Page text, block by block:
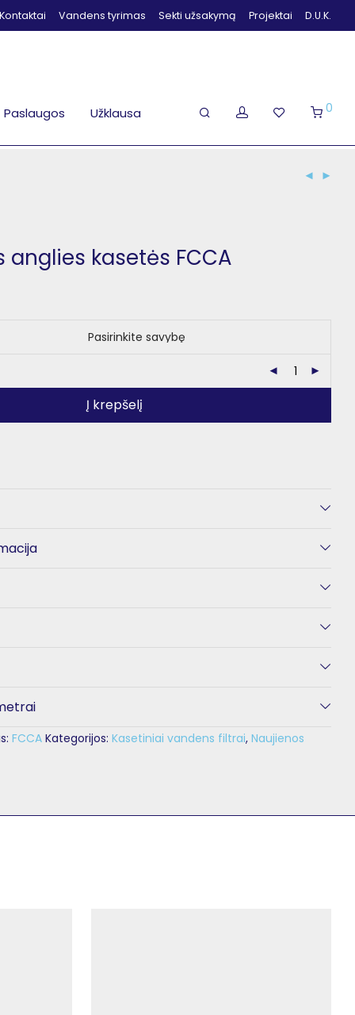
Kontaktai Vandens tyrimas Sekti užsakymą Projektai D.U.K.
Paslaugos Užklausa 0
anglies kasetės FCCA
Į krepšelį
FCCA Kategorijos: Kasetiniai vandens filtrai, Naujienos